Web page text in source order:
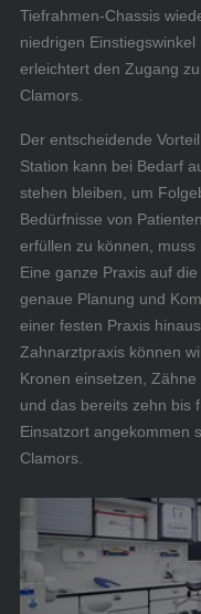
Tiefrahmen-Chassis
niedrigen
erleichtert den Zugang
Clamors.
Der entscheidende
Station kann bei Bedarf
stehen bleiben, um
Bedürfnisse von
erfüllen zu können, muss
Eine ganze Praxis auf
genaue Planung und
einer festen Praxis
Zahnarztpraxis können
Kronen einsetzen,
und das bereits zehn bis
Einsatzort angekommen
Clamors.